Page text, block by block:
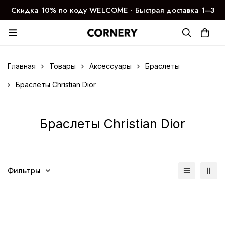
Скидка 10% по коду WELCOME ∙ Быстрая доставка 1–3
дня
Главная Товары Аксессуары Браслеты
Браслеты Christian Dior
Браслеты Christian Dior
Фильтры